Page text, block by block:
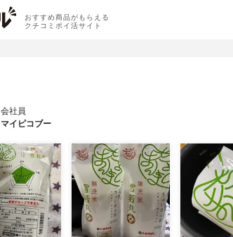
おすすめ商品がもらえる
クチコミポイ活サイト
会社員
マイピコブー